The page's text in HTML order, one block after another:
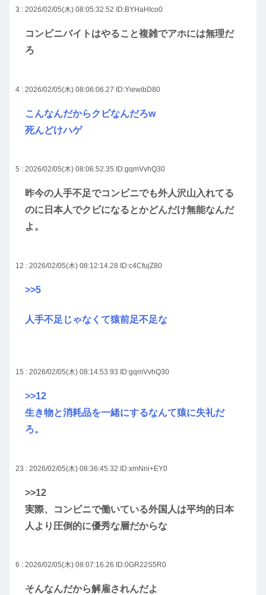
3 : 2026/02/05(木) 08:05:32.52 ID:BYHaHIco0
コンビニバイトはやること複雑でアホには無理だ
ろ
4 : 2026/02/05(木) 08:06:06.27 ID:YiewibD80
こんなんだからクビなんだろw
死んどけハゲ
5 : 2026/02/05(木) 08:06:52.35 ID:gqmVvhQ30
昨今の人手不足でコンビニでも外人沢山入れてる
のに日本人でクビになるとかどんだけ無能なんだ
よ。
12 : 2026/02/05(木) 08:12:14.28 ID:c4CfujZ80
>>5
人手不足じゃなくて猿前足不足な
15 : 2026/02/05(木) 08:14:53.93 ID:gqmVvhQ30
>>12
生き物と消耗品を一緒にするなんて猿に失礼だ
ろ。
23 : 2026/02/05(木) 08:36:45.32 ID:xmNni+EY0
>>12
実際、コンビニで働いている外国人は平均的日本
人より圧倒的に優秀な層だからな
6 : 2026/02/05(木) 08:07:16.26 ID:0GR22S5R0
そんなんだから解雇されんだよ